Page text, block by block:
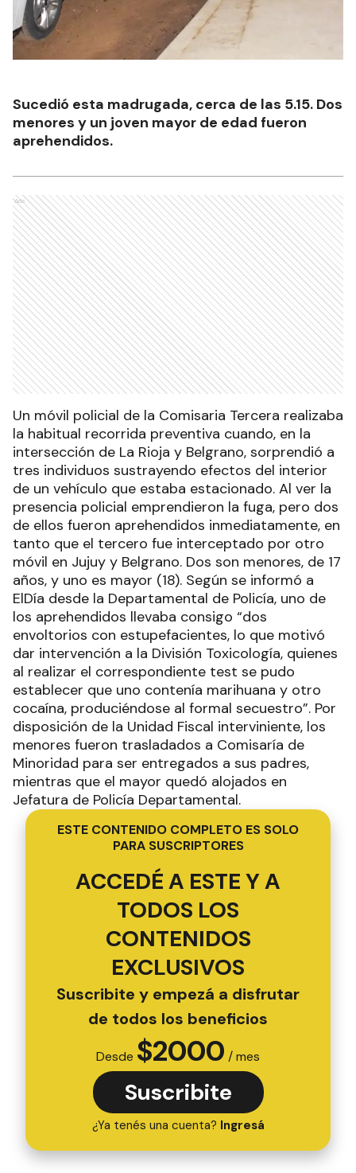
Sucedió esta madrugada, cerca de las 5.15. Dos
menores y un joven mayor de edad fueron
aprehendidos.
Ads
Un móvil policial de la Comisaria Tercera realizaba
la habitual recorrida preventiva cuando, en la
intersección de La Rioja y Belgrano, sorprendió a
tres individuos sustrayendo efectos del interior
de un vehículo que estaba estacionado. Al ver la
presencia policial emprendieron la fuga, pero dos
de ellos fueron aprehendidos inmediatamente, en
tanto que el tercero fue interceptado por otro
móvil en Jujuy y Belgrano. Dos son menores, de 17
años, y uno es mayor (18). Según se informó a
ElDía desde la Departamental de Policía, uno de
los aprehendidos llevaba consigo “dos
envoltorios con estupefacientes, lo que motivó
dar intervención a la División Toxicología, quienes
al realizar el correspondiente test se pudo
establecer que uno contenía marihuana y otro
cocaína, produciéndose al formal secuestro”. Por
disposición de la Unidad Fiscal interviniente, los
menores fueron trasladados a Comisaría de
Minoridad para ser entregados a sus padres,
mientras que el mayor quedó alojados en
Jefatura de Policía Departamental.
ESTE CONTENIDO COMPLETO ES SOLO
PARA SUSCRIPTORES
ACCEDÉ A ESTE Y A
TODOS LOS
CONTENIDOS
EXCLUSIVOS
Suscribite y empezá a disfrutar
de todos los beneficios
Desde $2000 / mes
Suscribite
¿Ya tenés una cuenta? Ingresá